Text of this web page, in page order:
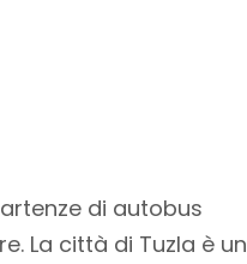
di autobus
La città di Tuzla è un